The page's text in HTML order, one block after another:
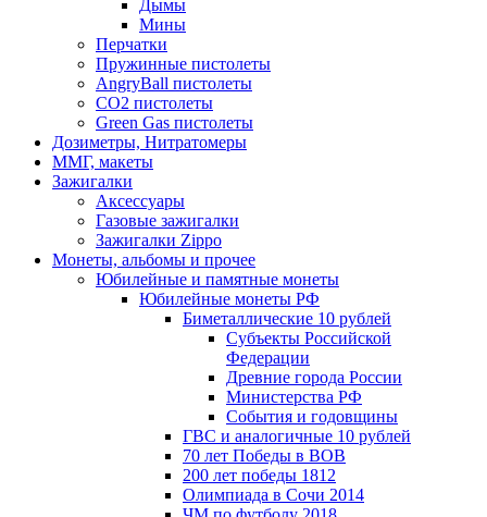
Дымы
Мины
Перчатки
Пружинные пистолеты
AngryBall пистолеты
CO2 пистолеты
Green Gas пистолеты
Дозиметры, Нитратомеры
ММГ, макеты
Зажигалки
Аксессуары
Газовые зажигалки
Зажигалки Zippo
Монеты, альбомы и прочее
Юбилейные и памятные монеты
Юбилейные монеты РФ
Биметаллические 10 рублей
Субъекты Российской
Федерации
Древние города России
Министерства РФ
События и годовщины
ГВС и аналогичные 10 рублей
70 лет Победы в ВОВ
200 лет победы 1812
Олимпиада в Сочи 2014